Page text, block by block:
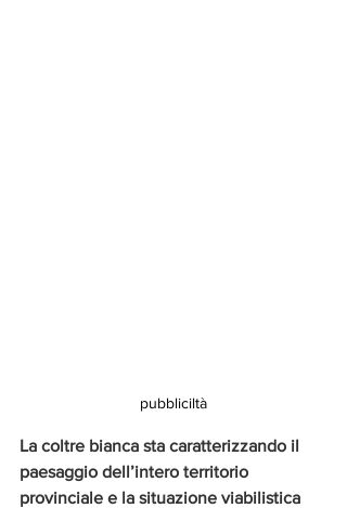
pubbliciltà
La coltre bianca sta caratterizzando il
paesaggio dell’intero territorio
provinciale e la situazione viabilistica